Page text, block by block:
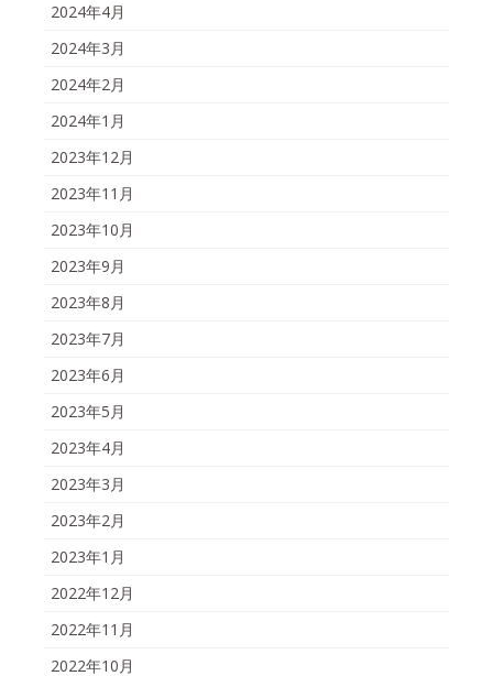
2024年4月
2024年3月
2024年2月
2024年1月
2023年12月
2023年11月
2023年10月
2023年9月
2023年8月
2023年7月
2023年6月
2023年5月
2023年4月
2023年3月
2023年2月
2023年1月
2022年12月
2022年11月
2022年10月